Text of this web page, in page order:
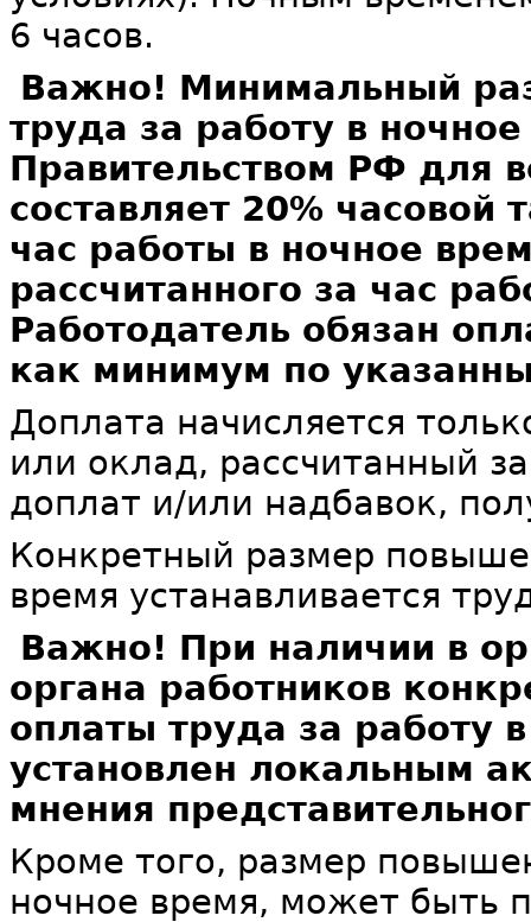
6 часов.
Важно! Минимальный
труда за работу в
Правительством РФ для
составляет 20%
час работы в ночное
рассчитанного за час
Работодатель обязан
как минимум по
Доплата начисляется
или оклад, рассчитанный
доплат и/или надбавок,
Конкретный размер
время устанавливается
Важно! При наличии в
органа работников
оплаты труда за работу
установлен локальным
мнения
Кроме того, размер
ночное время, может быть